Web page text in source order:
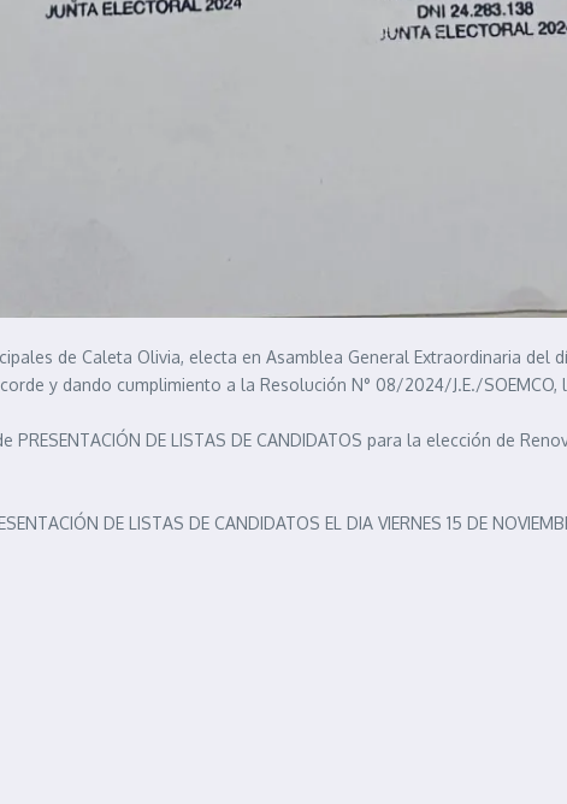
de Caleta Olivia, electa en Asamblea General Extraordinaria del
y dando cumplimiento a la Resolución N° 08/2024/J.E./SOEMCO,
PRESENTACIÓN DE LISTAS DE CANDIDATOS para la elección de
DE LISTAS DE CANDIDATOS EL DIA VIERNES 15 DE